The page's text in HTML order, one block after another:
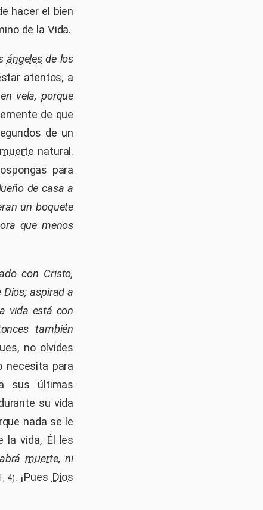
hacer el bien
de la Vida.
ángeles de los
atentos, a
vela, porque
de que
de un
muerte natural.
para
de casa a
un boquete
que menos
con Cristo,
aspirad a
vida está con
también
no olvides
necesita para
sus últimas
su vida
nada se le
la vida, Él les
muerte, ni
4). ¡Pues Dios